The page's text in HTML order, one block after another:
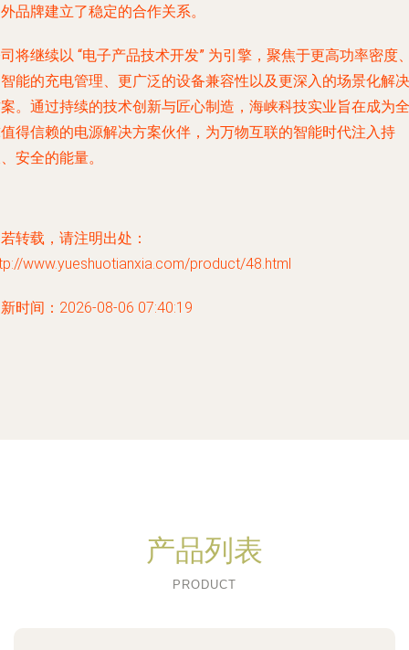
品牌建立了稳定的合作关系。
将继续以 “电子产品技术开发” 为引擎，聚焦于更高功率密度
能的充电管理、更广泛的设备兼容性以及更深入的场景化解决
。通过持续的技术创新与匠心制造，海峡科技实业旨在成为全
得信赖的电源解决方案伙伴，为万物互联的智能时代注入持
安全的能量。
转载，请注明出处：
www.yueshuotianxia.com/product/48.html
时间：2026-08-06 07:40:19
产品列表
PRODUCT